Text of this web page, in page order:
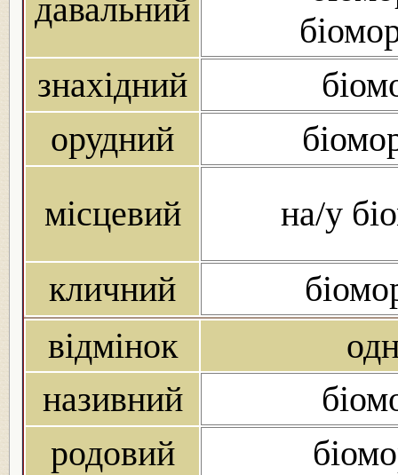
давальний
знахідний
орудний
місцевий
на/у
кличний
відмінок
називний
родовий